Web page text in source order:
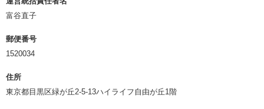
富谷直子
郵便番号
1520034
住所
東京都目黒区緑が丘2-5-13ハイライフ自由が丘1階